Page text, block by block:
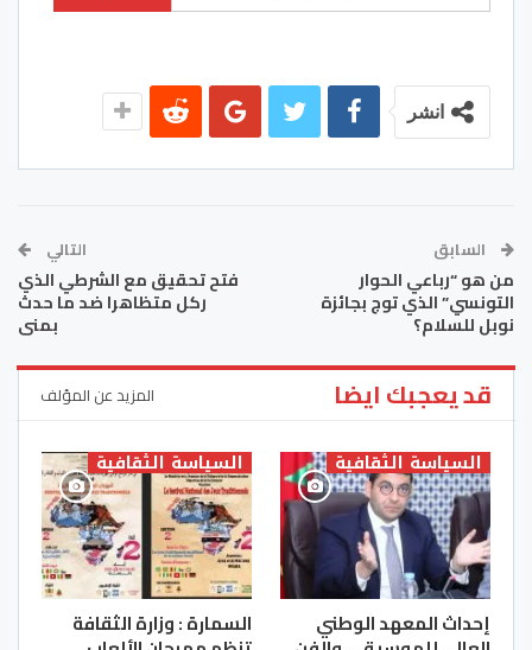
انشر
السابق
من هو “رباعي الحوار
التونسي” الذي توج بجائزة
نوبل للسلام؟
التالي
فتح تحقيق مع الشرطي الذي
ركل متظاهرا ضد ما حدث
بمنى
قد يعجبك ايضا المزيد عن المؤلف
السياسة الثقافية
إحداث المعهد الوطني
السياسة الثقافية
السمارة : وزارة الثقافة